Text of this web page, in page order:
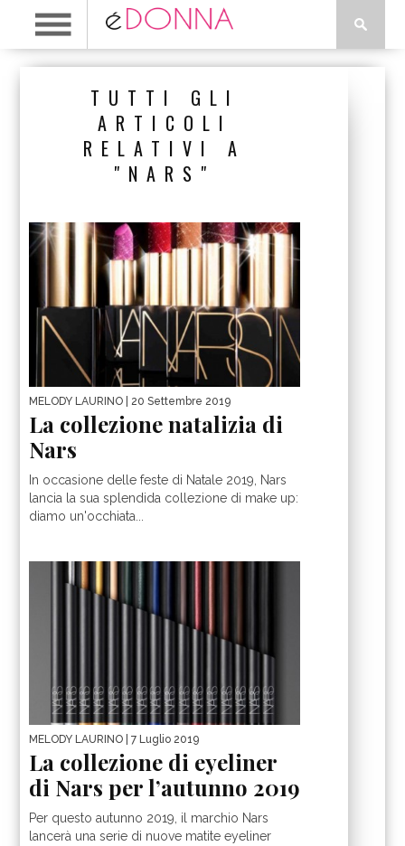
TUTTI GLI
ARTICOLI
RELATIVI A
"NARS"
MELODY LAURINO | 20 Settembre 2019
La collezione natalizia di
Nars
In occasione delle feste di Natale 2019, Nars
lancia la sua splendida collezione di make up:
diamo un'occhiata...
MELODY LAURINO | 7 Luglio 2019
La collezione di eyeliner
di Nars per l’autunno 2019
Per questo autunno 2019, il marchio Nars
lancerà una serie di nuove matite eyeliner